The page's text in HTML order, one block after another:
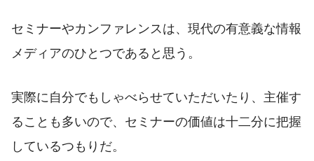
セミナーやカンファレンスは、現代の有意義な情報
メディアのひとつであると思う。
実際に自分でもしゃべらせていただいたり、主催す
ることも多いので、セミナーの価値は十二分に把握
しているつもりだ。